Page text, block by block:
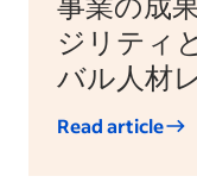
ジリティ
バル人材
Read article